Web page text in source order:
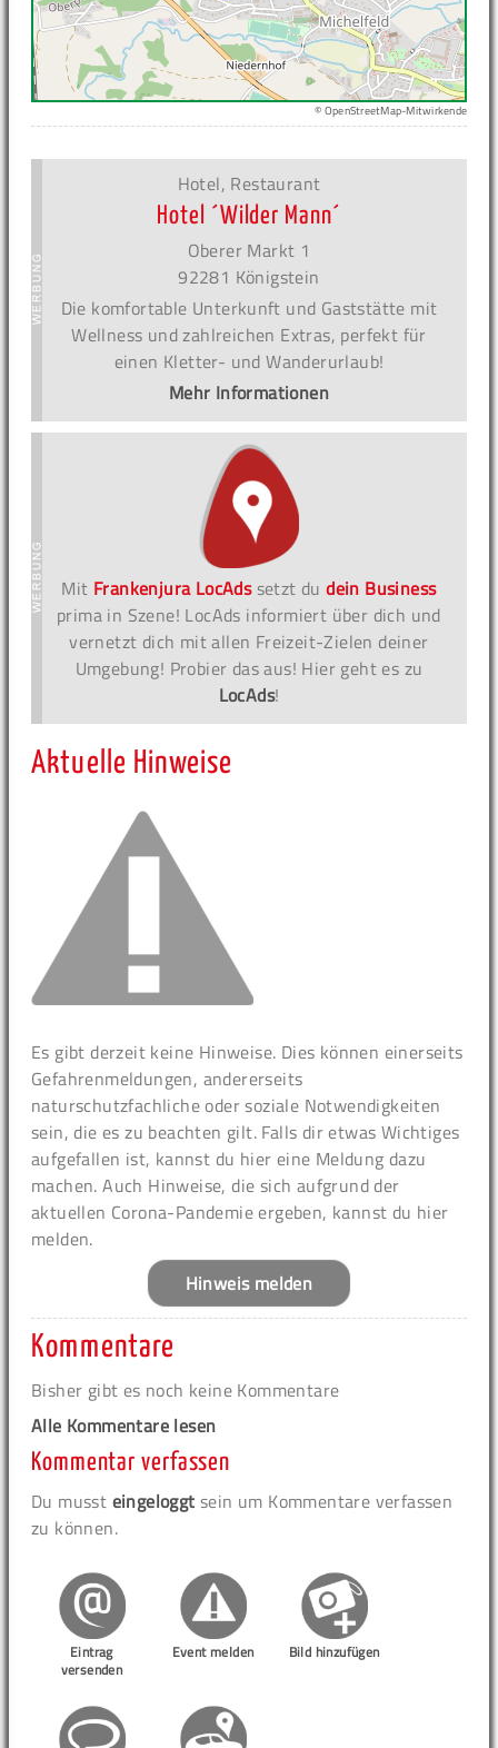
© OpenStreetMap-Mitwirkende
Hotel, Restaurant
Hotel ´Wilder Mann´
Oberer Markt 1
92281 Königstein
Die komfortable Unterkunft und Gaststätte mit
Wellness und zahlreichen Extras, perfekt für
einen Kletter- und Wanderurlaub!
Mehr Informationen
Mit Frankenjura LocAdssetzt dudein Business
prima in Szene! LocAds informiert über dich und
vernetzt dich mit allen Freizeit-Zielen deiner
Umgebung! Probier das aus! Hier geht es zu
LocAds!
Aktuelle Hinweise
Es gibt derzeit keine Hinweise. Dies können einerseits
Gefahrenmeldungen, andererseits
naturschutzfachliche oder soziale Notwendigkeiten
sein, die es zu beachten gilt. Falls dir etwas Wichtiges
aufgefallen ist, kannst du hier eine Meldung dazu
machen. Auch Hinweise, die sich aufgrund der
aktuellen Corona-Pandemie ergeben, kannst du hier
melden.
Hinweis melden
Kommentare
Bisher gibt es noch keine Kommentare
Alle Kommentare lesen
Kommentar verfassen
Du musst eingeloggt sein um Kommentare verfassen
zu können.
Eintrag
versenden
Event melden Bild hinzufügen